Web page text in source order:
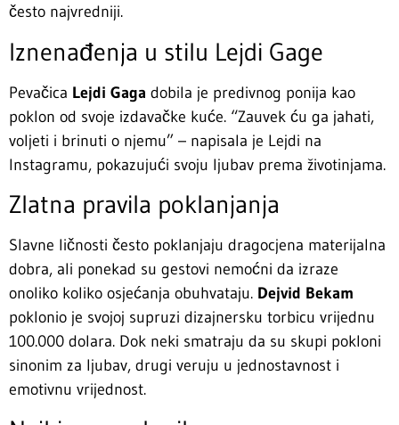
često najvredniji.
Iznenađenja u stilu Lejdi Gage
Pevačica Lejdi Gaga dobila je predivnog ponija kao
poklon od svoje izdavačke kuće. “Zauvek ću ga jahati,
voljeti i brinuti o njemu” – napisala je Lejdi na
Instagramu, pokazujući svoju ljubav prema životinjama.
Zlatna pravila poklanjanja
Slavne ličnosti često poklanjaju dragocjena materijalna
dobra, ali ponekad su gestovi nemoćni da izraze
onoliko koliko osjećanja obuhvataju. Dejvid Bekam
poklonio je svojoj supruzi dizajnersku torbicu vrijednu
100.000 dolara. Dok neki smatraju da su skupi pokloni
sinonim za ljubav, drugi veruju u jednostavnost i
emotivnu vrijednost.